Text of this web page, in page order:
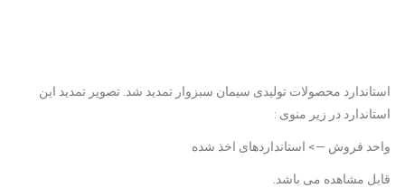
استاندارد محصولات تولیدی سیمان سبزوار تمدید شد. تصویر تمدید این
استاندارد در زیر منوی :
واحد فروش —> استانداردهای اخذ شده
قابل مشاهده می باشد.